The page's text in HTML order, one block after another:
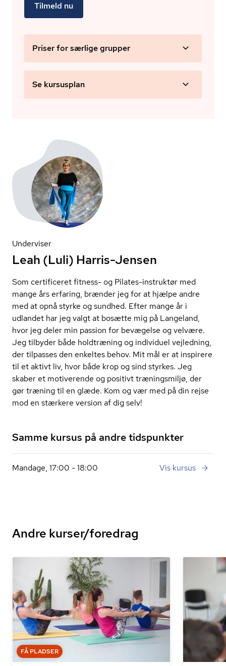
Tilmeld nu
Priser for særlige grupper
Se kursusplan
Underviser
Leah (Luli) Harris-Jensen
Som certificeret fitness- og Pilates-instruktør med
mange års erfaring, brænder jeg for at hjælpe andre
med at opnå styrke og sundhed. Efter mange år i
udlandet har jeg valgt at bosætte mig på Langeland,
hvor jeg deler min passion for bevægelse og velvære.
Jeg tilbyder både holdtræning og individuel vejledning,
der tilpasses den enkeltes behov. Mit mål er at inspirere
til et aktivt liv, hvor både krop og sind styrkes. Jeg
skaber et motiverende og positivt træningsmiljø, der
gør træning til en glæde. Kom og vær med på din rejse
mod en stærkere version af dig selv!
Samme kursus på andre tidspunkter
Mandage, 17:00 - 18:00 Vis kursus
Andre kurser/foredrag
FÅ PLADSER